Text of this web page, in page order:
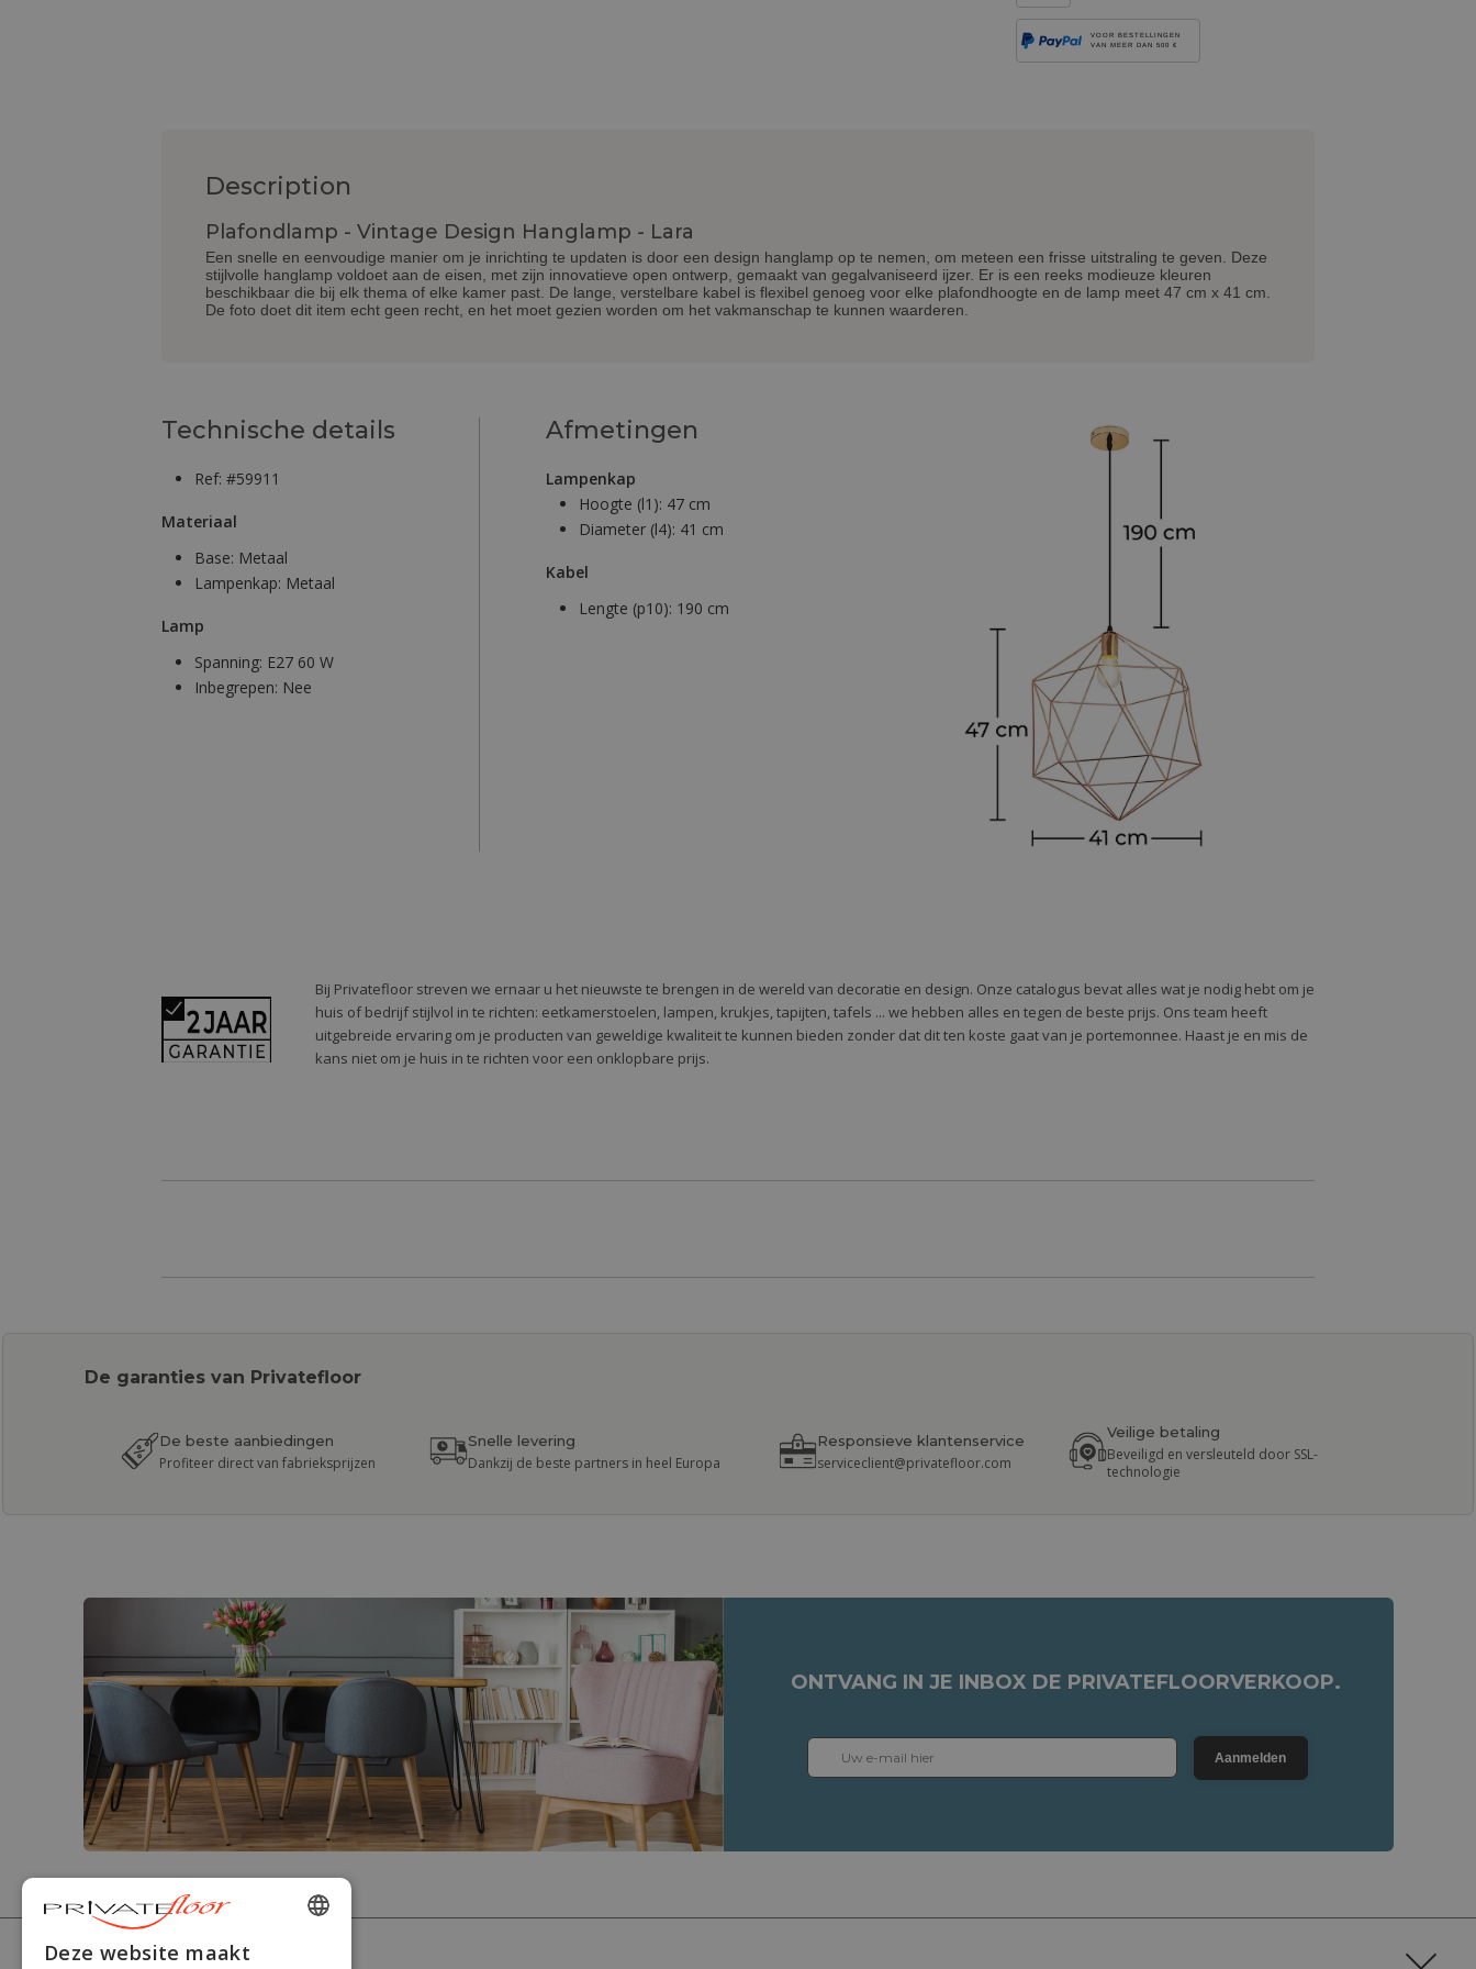
VOOR BESTELLINGEN
VAN MEER DAN 500 €
Description
Plafondlamp - Vintage Design Hanglamp - Lara
Een snelle en eenvoudige manier om je inrichting te updaten is door een design hanglamp op te nemen, om meteen een frisse uitstraling te geven. Deze
stijlvolle hanglamp voldoet aan de eisen, met zijn innovatieve open ontwerp, gemaakt van gegalvaniseerd ijzer. Er is een reeks modieuze kleuren
beschikbaar die bij elk thema of elke kamer past. De lange, verstelbare kabel is flexibel genoeg voor elke plafondhoogte en de lamp meet 47 cm x 41 cm.
De foto doet dit item echt geen recht, en het moet gezien worden om het vakmanschap te kunnen waarderen.
Technische details
Ref: #59911
Materiaal
Base: Metaal
Lampenkap: Metaal
Lamp
Spanning: E27 60 W
Inbegrepen: Nee
Afmetingen
Lampenkap
Hoogte (l1): 47 cm
Diameter (l4): 41 cm
Kabel
Lengte (p10): 190 cm
Bij Privatefloor streven we ernaar u het nieuwste te brengen in de wereld van decoratie en design. Onze catalogus bevat alles wat je nodig hebt om je
huis of bedrijf stijlvol in te richten: eetkamerstoelen, lampen, krukjes, tapijten, tafels ... we hebben alles en tegen de beste prijs. Ons team heeft
uitgebreide ervaring om je producten van geweldige kwaliteit te kunnen bieden zonder dat dit ten koste gaat van je portemonnee. Haast je en mis de
kans niet om je huis in te richten voor een onklopbare prijs.
De garanties van Privatefloor
De beste aanbiedingen
Profiteer direct van fabrieksprijzen
Snelle levering
Dankzij de beste partners in heel Europa
Responsieve klantenservice
serviceclient@privatefloor.com
Veilige betaling
Beveiligd en versleuteld door SSL-
technologie
ONTVANG IN JE INBOX DE PRIVATEFLOORVERKOOP.
Aanmelden
PRIVATEFLOOR
Deze website maakt